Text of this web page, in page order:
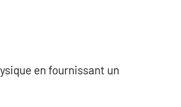
en fournissant un